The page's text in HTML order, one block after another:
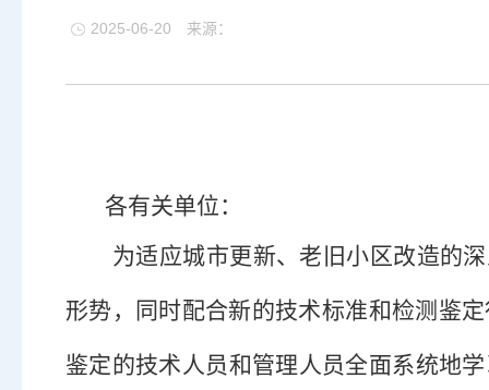
2025-06-20 来源：
各有关单位：
为适应城市更新、老旧小区改造的
形势，同时配合新的技术标准和检测鉴
鉴定的技术人员和管理人员全面系统地